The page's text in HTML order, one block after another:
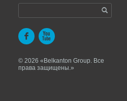
© 2026 «Belkanton Group. Все
права защищены.»